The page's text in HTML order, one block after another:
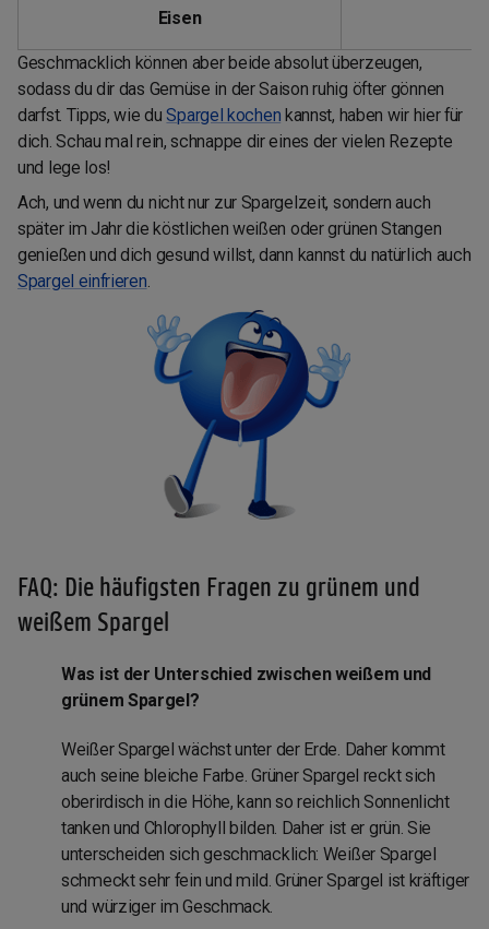
Eisen
Geschmacklich können aber beide absolut überzeugen,
sodass du dir das Gemüse in der Saison ruhig öfter gönnen
darfst. Tipps, wie duSpargel kochen kannst, haben wir hier für
dich. Schau mal rein, schnappe dir eines der vielen Rezepte
und lege los!
Ach, und wenn du nicht nur zur Spargelzeit, sondern auch
später im Jahr die köstlichen weißen oder grünen Stangen
genießen und dich gesund willst, dann kannst du natürlich auch
Spargel einfrieren.
FAQ: Die häufigsten Fragen zu grünem und
weißem Spargel
Was ist der Unterschied zwischen weißem und
grünem Spargel?
Weißer Spargel wächst unter der Erde. Daher kommt
auch seine bleiche Farbe. Grüner Spargel reckt sich
oberirdisch in die Höhe, kann so reichlich Sonnenlicht
tanken und Chlorophyll bilden. Daher ist er grün. Sie
unterscheiden sich geschmacklich: Weißer Spargel
schmeckt sehr fein und mild. Grüner Spargel ist kräftiger
und würziger im Geschmack.